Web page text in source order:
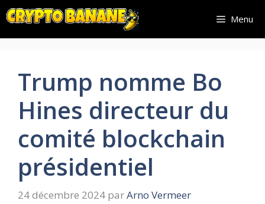
Aller
au
contenu
Menu
Trump nomme Bo
Hines directeur du
comité blockchain
présidentiel
24 décembre 2024 parArno Vermeer